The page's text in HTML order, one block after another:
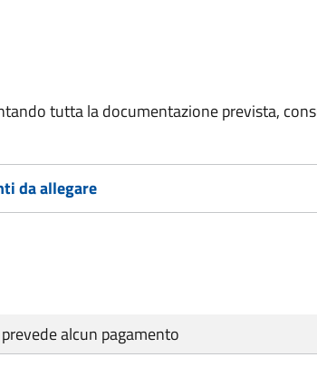
tutta la documentazione prevista,
da allegare
alcun pagamento